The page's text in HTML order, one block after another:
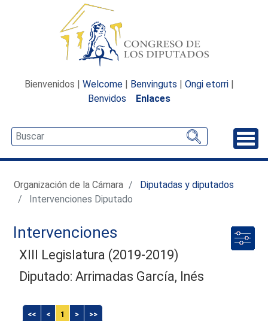
Bienvenidos | Welcome | Benvinguts | Ongi etorri |
Benvidos
Enlaces
Organización de la Cámara
Diputadas y diputados
Intervenciones Diputado
Intervenciones
XIII Legislatura (2019-2019)
Diputado: Arrimadas García, Inés
<< < 1 > >>